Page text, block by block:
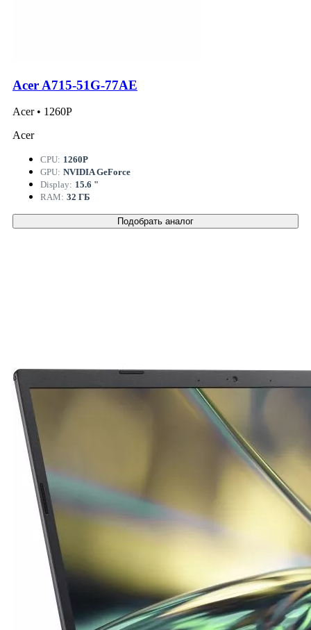
Acer A715-51G-77AE
Acer • 1260P
Acer
CPU: 1260P
GPU: NVIDIA GeForce
Display: 15.6 "
RAM: 32 ГБ
Подобрать аналог